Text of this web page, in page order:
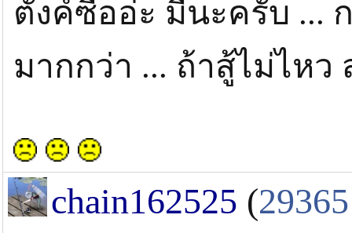
ตังค์ซื้ออ่ะ มีนะครับ ...
มากกว่า ... ถ้าสู้ไม่ไห
chain162525 (